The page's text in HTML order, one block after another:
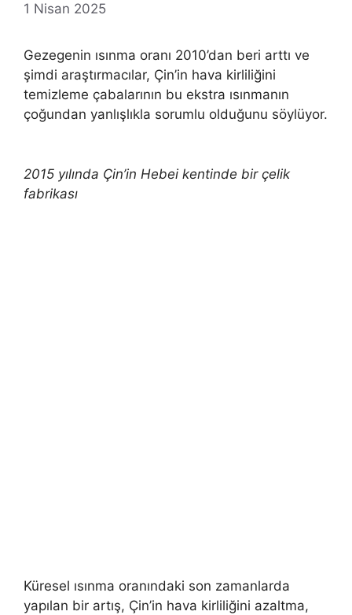
1 Nisan 2025
Gezegenin ısınma oranı 2010’dan beri arttı ve
şimdi araştırmacılar, Çin’in hava kirliliğini
temizleme çabalarının bu ekstra ısınmanın
çoğundan yanlışlıkla sorumlu olduğunu söylüyor.
2015 yılında Çin’in Hebei kentinde bir çelik
fabrikası
Küresel ısınma oranındaki son zamanlarda
yapılan bir artış, Çin’in hava kirliliğini azaltma,